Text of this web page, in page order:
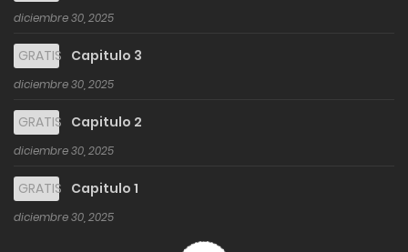
diciembre 30, 2025
GRATIS Capitulo 3
diciembre 30, 2025
GRATIS Capitulo 2
diciembre 30, 2025
GRATIS Capitulo 1
diciembre 30, 2025